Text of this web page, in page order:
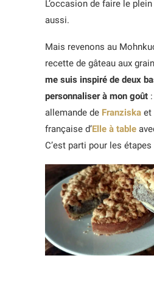
L’occasion de faire le
aussi.
Mais revenons au
recette de gâteau aux
me suis inspiré de deux
personnaliser à mon goût
allemande de Franziska et
française d’Elle à table
C’est parti pour les